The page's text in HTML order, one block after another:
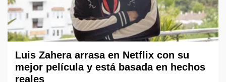
Luis Zahera arrasa en Netflix con su
mejor película y está basada en hechos
reales